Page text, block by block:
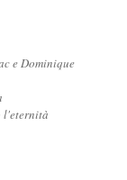
e Dominique
l'eternità